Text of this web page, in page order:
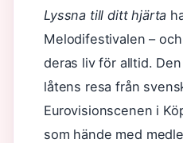
Lyssna till ditt hjärta
Melodifestivalen –
deras liv för alltid.
låtens resa från
Eurovisionscenen i
som hände med